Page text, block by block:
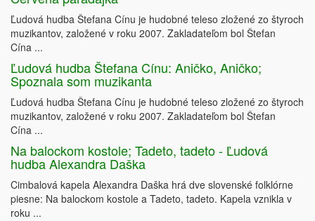
Ľudová hudba Štefana Cínu je hudobné teleso zložené zo štyroch
muzikantov, založené v roku 2007. Zakladateľom bol Štefan
Cína ...
Ľudová hudba Štefana Cínu: Aničko, Aničko;
Spoznala som muzikanta
Ľudová hudba Štefana Cínu je hudobné teleso zložené zo štyroch
muzikantov, založené v roku 2007. Zakladateľom bol Štefan
Cína ...
Na balockom kostole; Tadeto, tadeto - Ľudová
hudba Alexandra Daška
Cimbalová kapela Alexandra Daška hrá dve slovenské folklórne
piesne: Na balockom kostole a Tadeto, tadeto. Kapela vznikla v
roku ...